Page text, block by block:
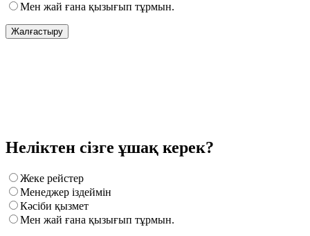
Мен жай ғана қызығып тұрмын.
Жалғастыру
Неліктен сізге ұшақ керек?
Жеке рейстер
Менеджер іздеймін
Кәсіби қызмет
Мен жай ғана қызығып тұрмын.